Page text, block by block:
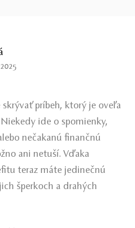
príbeh, ktorý je oveľa
ide o spomienky,
nečakanú finančnú
ani netuší. Vďaka
teraz máte jedinečnú
šperkoch a drahých